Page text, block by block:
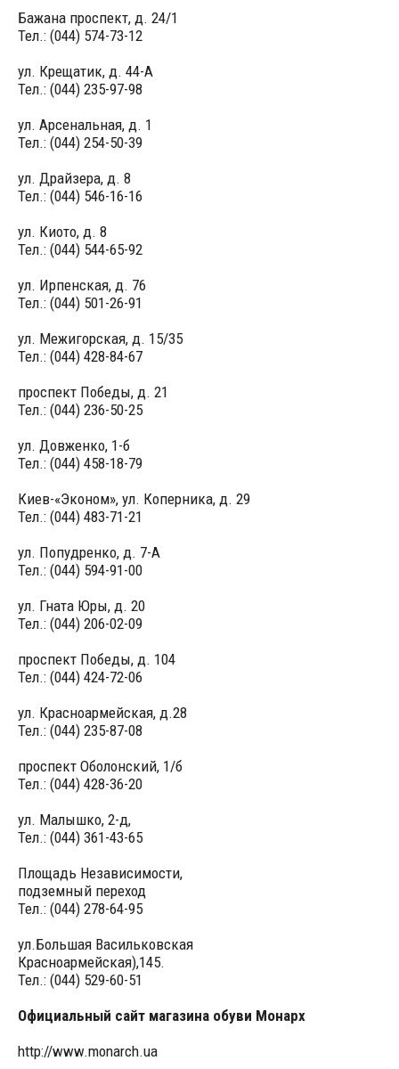
Бажана проспект, д. 24/1
Тел.: (044) 574-73-12
ул. Крещатик, д. 44-А
Тел.: (044) 235-97-98
ул. Арсенальная, д. 1
Тел.: (044) 254-50-39
ул. Драйзера, д. 8
Тел.: (044) 546-16-16
ул. Киото, д. 8
Тел.: (044) 544-65-92
ул. Ирпенская, д. 76
Тел.: (044) 501-26-91
ул. Межигорская, д. 15/35
Тел.: (044) 428-84-67
проспект Победы, д. 21
Тел.: (044) 236-50-25
ул. Довженко, 1-б
Тел.: (044) 458-18-79
Киев-«Эконом», ул. Коперника, д. 29
Тел.: (044) 483-71-21
ул. Попудренко, д. 7-А
Тел.: (044) 594-91-00
ул. Гната Юры, д. 20
Тел.: (044) 206-02-09
проспект Победы, д. 104
Тел.: (044) 424-72-06
ул. Красноармейская, д.28
Тел.: (044) 235-87-08
проспект Оболонский, 1/б
Тел.: (044) 428-36-20
ул. Малышко, 2-д,
Тел.: (044) 361-43-65
Площадь Независимости,
подземный переход
Тел.: (044) 278-64-95
ул.Большая Васильковская
Красноармейская),145.
Тел.: (044) 529-60-51
Официальный сайт магазина обуви Монарх
http://www.monarch.ua